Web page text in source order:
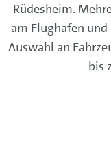
Rüdesheim.
am Flughafen
Auswahl an
bis